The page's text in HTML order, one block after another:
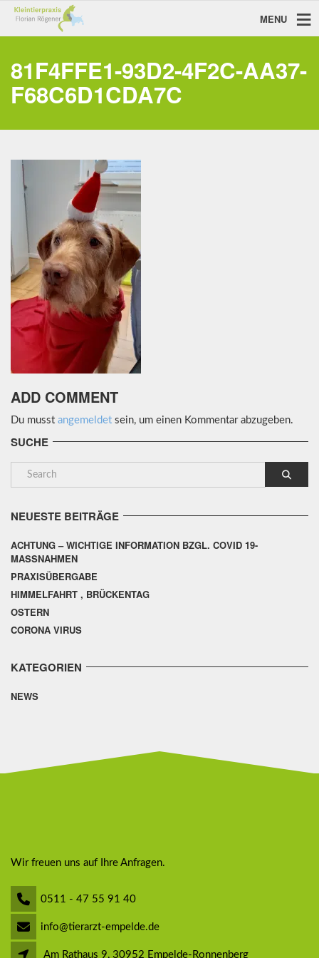
MENU
81F4FFE1-93D2-4F2C-AA37-
F68C6D1CDA7C
ADD COMMENT
Du musst angemeldet sein, um einen Kommentar abzugeben.
SUCHE
NEUESTE BEITRÄGE
ACHTUNG – WICHTIGE INFORMATION BZGL. COVID 19-
MASSNAHMEN
PRAXISÜBERGABE
HIMMELFAHRT , BRÜCKENTAG
OSTERN
CORONA VIRUS
KATEGORIEN
NEWS
Wir freuen uns auf Ihre Anfragen.
0511 - 47 55 91 40
info@tierarzt-empelde.de
Am Rathaus 9, 30952 Empelde-Ronnenberg